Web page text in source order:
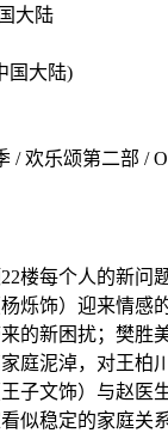
大陆
国大陆)
/ 欢乐颂第二部 /
楼每个人的新问
烁饰）迎来情感
的新困扰；樊胜
庭泥淖，对王柏
子文饰）与赵医
似稳定的家庭关